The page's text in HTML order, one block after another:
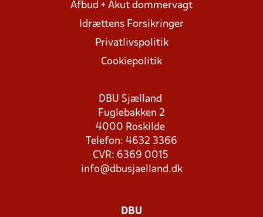
Afbud + Akut dommervagt
Idrættens Forsikringer
Privatlivspolitik
Cookiepolitik
DBU Sjælland
Fuglebakken 2
4000 Roskilde
Telefon: 4632 3366
CVR: 6369 0015
info@dbusjaelland.dk
DBU